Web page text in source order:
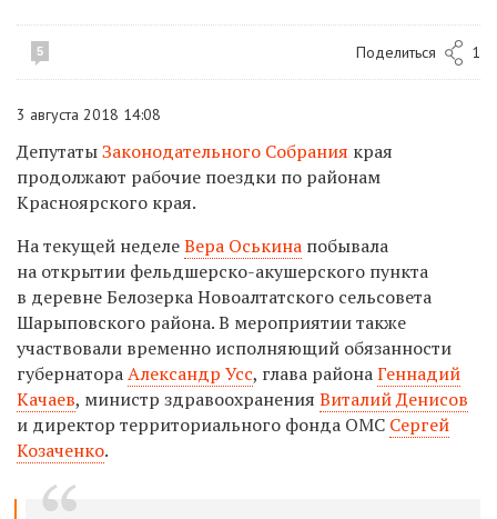
5 Поделиться 1
3 августа 2018 14:08
ДепутатыЗаконодательного Собрания края
продолжают рабочие поездки по районам
Красноярского края.
На текущей неделеВера Оськина побывала
на открытии фельдшерско-акушерского пункта
в деревне Белозерка Новоалтатского сельсовета
Шарыповского района. В мероприятии также
участвовали временно исполняющий обязанности
губернатораАлександр Усс, глава районаГеннадий
Качаев, министр здравоохранения Виталий Денисов
и директор территориального фонда ОМС Сергей
Козаченко.